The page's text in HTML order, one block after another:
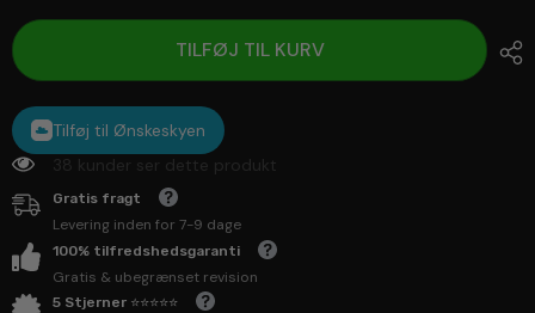
TILFØJ TIL KURV
Tilføj til Ønskeskyen
38 kunder ser dette produkt
Gratis fragt
Levering inden for 7-9 dage
100% tilfredshedsgaranti
Gratis & ubegrænset revision
5 Stjerner ⭐⭐⭐⭐⭐